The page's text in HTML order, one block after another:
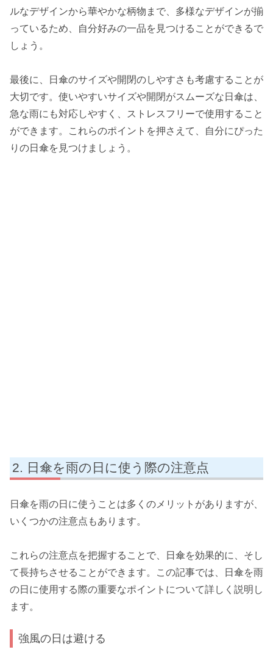
ルなデザインから華やかな柄物まで、多様なデザインが揃
っているため、自分好みの一品を見つけることができるで
しょう。
最後に、日傘のサイズや開閉のしやすさも考慮することが
大切です。使いやすいサイズや開閉がスムーズな日傘は、
急な雨にも対応しやすく、ストレスフリーで使用すること
ができます。これらのポイントを押さえて、自分にぴった
りの日傘を見つけましょう。
日傘を雨の日に使う際の注意点
日傘を雨の日に使うことは多くのメリットがありますが、
いくつかの注意点もあります。
これらの注意点を把握することで、日傘を効果的に、そし
て長持ちさせることができます。この記事では、日傘を雨
の日に使用する際の重要なポイントについて詳しく説明し
ます。
強風の日は避ける